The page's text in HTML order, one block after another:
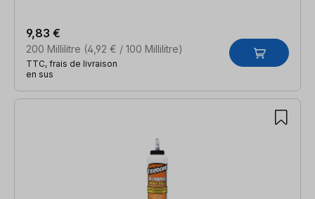
200 Millilitre (4,92 € / 100 Millilitre)
9,83 €
TTC, frais de livraison
en sus